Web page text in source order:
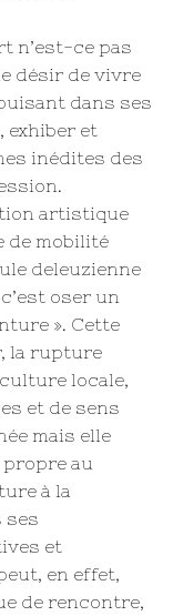
n’est-ce pas
désir de vivre
dans ses
exhiber et
inédites des
artistique
de mobilité
deleuzienne
oser un
». Cette
la rupture
locale,
et de sens
mais elle
au
à la
ses
et
en effet,
de rencontre,